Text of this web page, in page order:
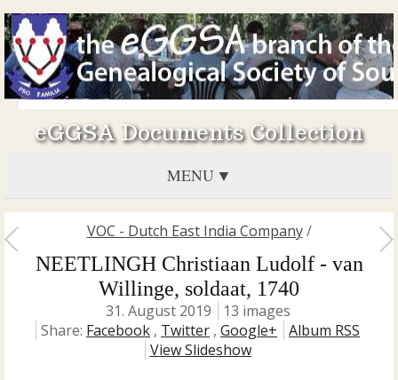
eGGSA Documents Collection
MENU
VOC - Dutch East India Company/
NEETLINGH Christiaan Ludolf - van
Willinge, soldaat, 1740
31. August 2019
13 images
Share: Facebook , Twitter , Google+
Album RSS
View Slideshow